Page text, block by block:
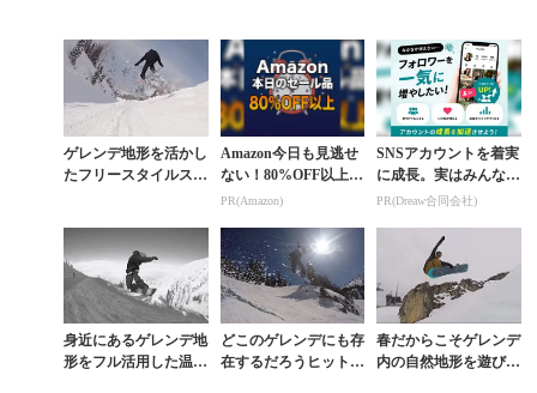
ゲレンデ地形を活かし
たフリースタイルスノ
Amazon今日も見逃せ
ない！80%OFF以上が
続々登場
PR(Amazon)
SNSアカウントを着実
に成長。実はみんなコ
コ使ってます。
PR(Dreaw合同会社)
身近にあるゲレンデ地
形をフル活用した温故
どこのゲレンデにも存
在するだろうヒットポ
春だからこそゲレンデ
内の自然地形を遊び倒